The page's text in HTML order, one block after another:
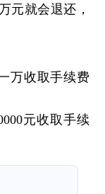
元就会退还，
万收取手续费
元收取手续